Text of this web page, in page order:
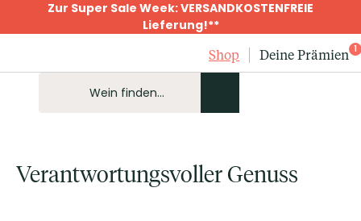
Zur Super Sale Week: VERSANDKOSTENFREIE
Lieferung!**
Shop
Deine Prämien 1
Verantwortungsvoller Genuss